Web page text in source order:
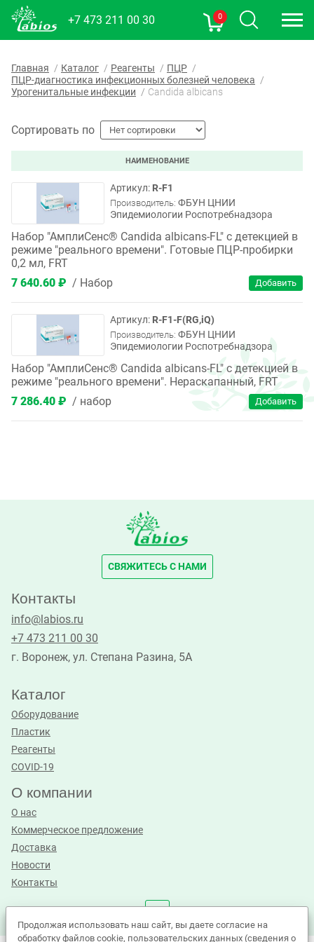
+7 473 211 00 30 0
Главная Каталог Реагенты
ПЦР
ПЦР-диагностика инфекционных болезней человека
Урогенитальные инфекции
Candida albicans
Сортировать по
НАИМЕНОВАНИЕ
R-F1
Производитель:ФБУН ЦНИИ
Эпидемиологии Роспотребнадзора
Набор "АмплиСенс® Candida albicans-FL" с детекцией в
режиме "реального времени". Готовые ПЦР-пробирки
0,2 мл, FRT
7 640.60 ₽
Набор
R-F1-F(RG,iQ)
Производитель:ФБУН ЦНИИ
Эпидемиологии Роспотребнадзора
Набор "АмплиСенс® Candida albicans-FL" с детекцией в
режиме "реального времени". Нераскапанный, FRT
7 286.40 ₽
набор
Продолжая использовать наш сайт, вы даете согласие на
обработку файлов cookie, пользовательских данных (сведения о
СВЯЖИТЕСЬ С НАМИ
Контакты
info@labios.ru
+7 473 211 00 30
г. Воронеж, ул. Степана Разина, 5А
Каталог
Оборудование
Пластик
Реагенты
COVID-19
О компании
О нас
Коммерческое предложение
Доставка
Новости
Контакты